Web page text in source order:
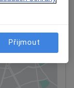
ambulance
Hora
záložce
Přijmout